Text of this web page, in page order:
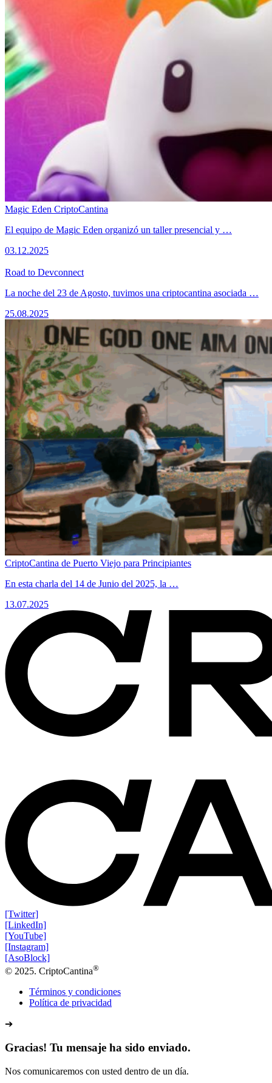
Magic Eden CriptoCantina
El equipo de Magic Eden organizó un taller presencial y …
03.12.2025
Road to Devconnect
La noche del 23 de Agosto, tuvimos una criptocantina asociada …
25.08.2025
CriptoCantina de Puerto Viejo para Principiantes
​En esta charla del 14 de Junio del 2025, la …
13.07.2025
[Twitter]
[LinkedIn]
[YouTube]
[Instagram]
[AsoBlock]
© 2025. CriptoCantina®
Términos y condiciones
Política de privacidad
➔
Gracias! Tu mensaje ha sido enviado.
Nos comunicaremos con usted dentro de un día.